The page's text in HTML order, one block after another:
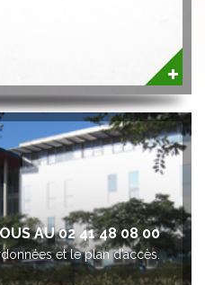
AU 02 41 48 08 00
et le plan d’accès.